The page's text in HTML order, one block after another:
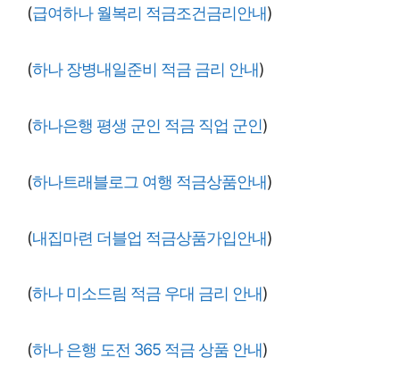
(급여하나 월복리 적금조건금리안내)
(하나 장병내일준비 적금 금리 안내)
(하나은행 평생 군인 적금 직업 군인)
(하나트래블로그 여행 적금상품안내)
(내집마련 더블업 적금상품가입안내)
(하나 미소드림 적금 우대 금리 안내)
(하나 은행 도전 365 적금 상품 안내)